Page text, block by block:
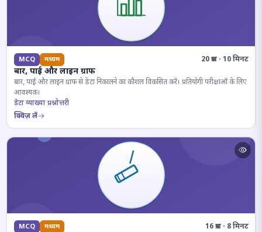
MCQ मध्यम 20 प्रश्न · 10 मिनट
बार, पाई और लाइन ग्राफ
बार, पाई और लाइन ग्राफ से डेटा निकालने का कौशल विकसित करें। प्रतियोगी परीक्षाओं के लिए
आवश्यक।
डेटा व्याख्या प्रश्नोत्तरी
क्विज़ लें
MCQ मध्यम 16 प्रश्न · 8 मिनट